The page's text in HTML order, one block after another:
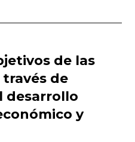
de las
de
desarrollo
y